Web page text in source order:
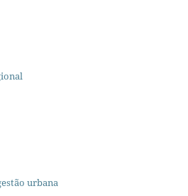
urbana